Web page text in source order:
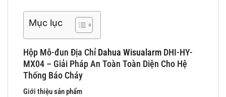
Mục lục
Hộp Mô-đun Địa Chỉ Dahua Wisualarm DHI-HY-
MX04 – Giải Pháp An Toàn Toàn Diện Cho Hệ
Thống Báo Cháy
Giới thiệu sản phẩm